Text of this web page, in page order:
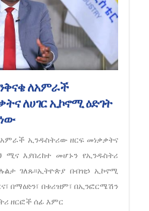
ለአምራች
ለሀገር ኢኮኖሚ ዕድገት
ኢንዱስትሪው ዘርፍ መነቃቃትና
ሚና እያበረከተ መሆኑን የኢንዱስትሪ
ገለጹ፡፡ኢትዮጵያ በብዝኃ ኢኮኖሚ
በማዕድን፣ በቱሪዝም፣ በኢንፎርሜሽን
ዘርፎች ሰፊ እምር